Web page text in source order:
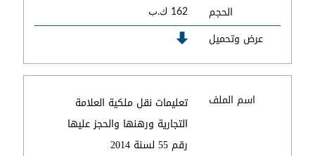
الحجم 162 ك.ب
عرض وتحميل
اسم الملف
تعليمات نقل ملكية العلامة
التجارية ورهنها والحجز عليها
رقم 55 لسنة 2014